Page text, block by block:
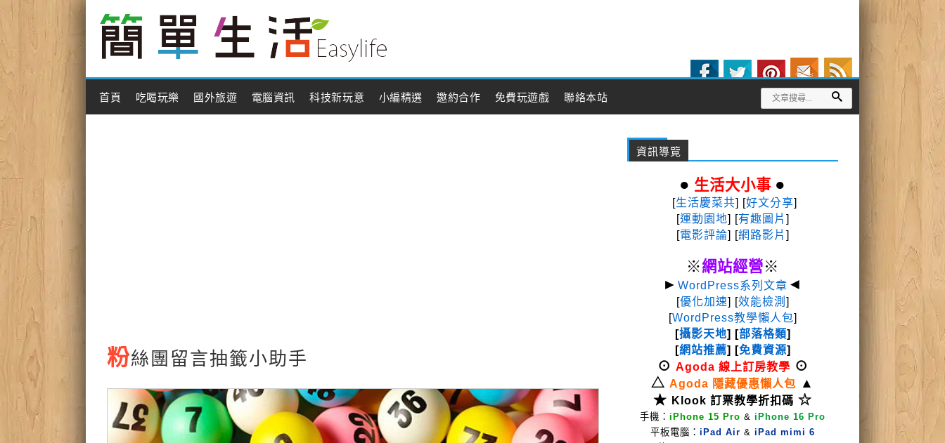
Main Menu
首頁 吃喝玩樂 國外旅遊 電腦資訊 科技新玩意 小編精選 邀約合作 免費玩遊戲 聯絡本站
粉絲團留言抽籤小助手
資訊導覽
● 生活大小事 ●
[生活慶菜共] [好文分享]
[運動園地] [有趣圖片 ]
[電影評論] [網路影片 ]
※網站經營※
► WordPress系列文章 ◄
[優化加速] [效能檢測 ]
[WordPress教學懶人包]
[攝影天地] [部落格類]
[網站推薦] [免費資源]
⊙ Agoda 線上訂房教學 ⊙
△ Agoda 隱藏優惠懶人包
▲
★ Klook 訂票教學折扣碼 ☆
手機： iPhone 15 Pro & iPhone 16 Pro
平板電腦： iPad Air & iPad mimi 6